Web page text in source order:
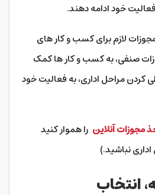
خود ادامه دهند.
لازم برای کسب و کار های
صنفی، به کسب و کار ها کمک
کردن مراحل اداری، به فعالیت خود
مجوزات آنلاین را هموار کنید
نباشید.)
انتخاب